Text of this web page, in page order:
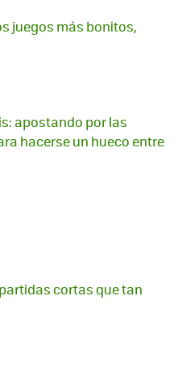
juegos más bonitos,
apostando por las
hacerse un hueco entre
cortas que tan